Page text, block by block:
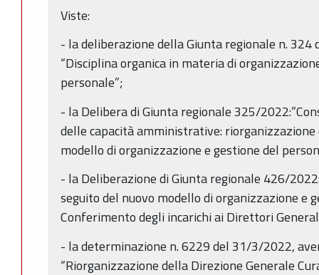
Viste:
- la deliberazione della Giunta regionale n.
“Disciplina organica in materia di
personale”;
- la Delibera di Giunta regionale 325/
delle capacità amministrative: riorganizzazione
modello di organizzazione e gestione del
- la Deliberazione di Giunta regionale 426/
seguito del nuovo modello di organizzazione e
Conferimento degli incarichi ai Direttori
- la determinazione n. 6229 del 31/3/2022,
“Riorganizzazione della Direzione Generale